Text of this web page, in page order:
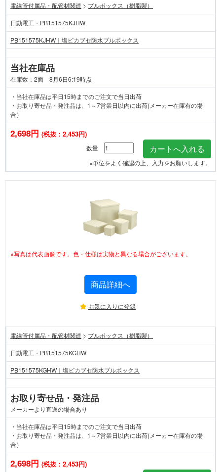
電線管付属品・配管材関連 > プルボックス（樹脂製）
日動電工・PB151575KJHW
PB151575KJHW｜塩ビカブセ防水プルボックス
当社在庫品
在庫数：2面 8月6日6:19時点
・当社在庫品は平日15時までのご注文で当日出荷
・お取り寄せ品・発注品は、1～7営業日以内に出荷(メーカー在庫有の場
合）
2,698円 (税抜：2,453円)
数量
※単位をよく確認の上、入力をお願いします。
※写真は代表画像です。色・仕様は実物と異なる場合がございます。
商品詳細へ
お気に入りに登録
電線管付属品・配管材関連 > プルボックス（樹脂製）
日動電工・PB151575KGHW
PB151575KGHW｜塩ビカブセ防水プルボックス
お取り寄せ品・発注品
メーカーより直送の場合あり
・当社在庫品は平日15時までのご注文で当日出荷
・お取り寄せ品・発注品は、1～7営業日以内に出荷(メーカー在庫有の場
合）
2,698円 (税抜：2,453円)